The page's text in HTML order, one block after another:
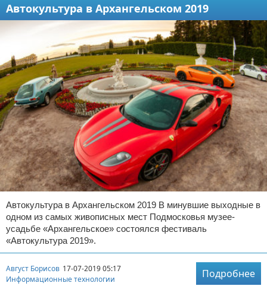
Автокультура в Архангельском 2019
Автокультура в Архангельском 2019 В минувшие выходные в
одном из самых живописных мест Подмосковья музее-
усадьбе «Архангельское» состоялся фестиваль
«Автокультура 2019».
Август Борисов 17-07-2019 05:17
Информационные технологии
Подробнее